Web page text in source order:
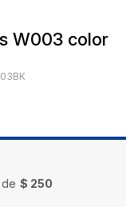
W003 color
$ 250